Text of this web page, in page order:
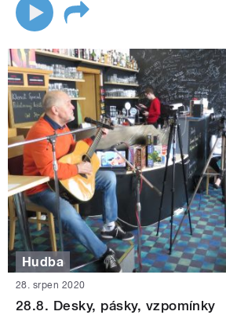
Hudba
28. srpen 2020
28.8. Desky, pásky, vzpomínky